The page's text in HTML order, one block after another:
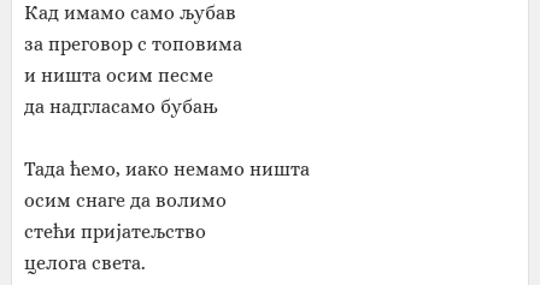
Кад имамо само љубав
за преговор с топовима
и ништа осим песме
да надгласамо бубањ
Тада ћемо, иако немамо ништа
осим снаге да волимо
стећи пријатељство
целога света.